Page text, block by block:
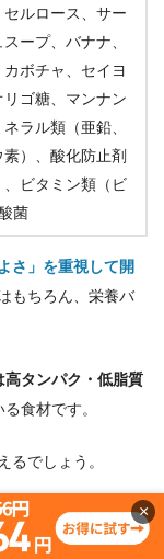
ルロース、サー
ープ、バナナ、
ボチャ、セイヨ
ゴ糖、マンナン
ラル類（亜鉛、
）、酸化防止剤
、ビタミン類（ビ
菌
さ」を重視して開
もちろん、栄養バ
高タンパク・低脂質
食材です。
るでしょう。
にやさしいグレイ
を整えてくれるペ
×